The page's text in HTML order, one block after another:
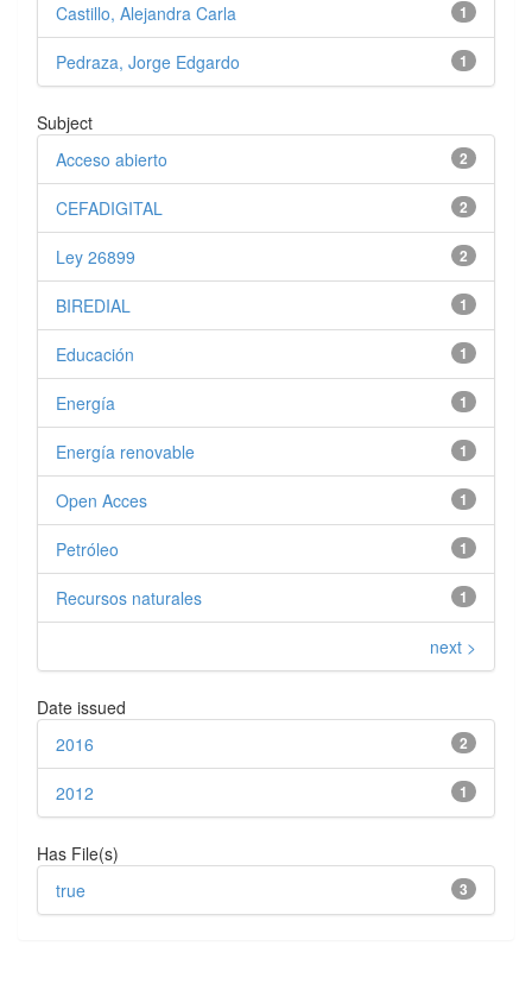
1
Castillo, Alejandra Carla
1
Pedraza, Jorge Edgardo
Subject
2
Acceso abierto
2
CEFADIGITAL
2
Ley 26899
1
BIREDIAL
1
Educación
1
Energía
1
Energía renovable
1
Open Acces
1
Petróleo
1
Recursos naturales
next >
Date issued
2
2016
1
2012
Has File(s)
3
true